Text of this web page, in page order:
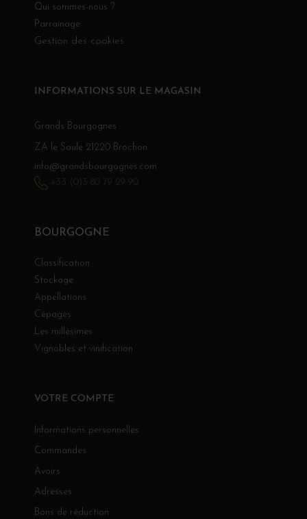
Qui sommes-nous ?
Parrainage
Gestion des cookies
BOURGOGNE
Classification
Stockage
Appellations
Cépages
Les millésimes
Vignobles et vinification
VOTRE COMPTE
Informations personnelles
Commandes
Avoirs
Adresses
Bons de réduction
INFORMATIONS SUR LE MAGASIN
Grands Bourgognes
ZA le Saule 21220 Brochon
info@grandsbourgognes.com
+33 (0)3 80 79 29 90